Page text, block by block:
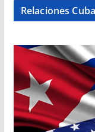
Relaciones